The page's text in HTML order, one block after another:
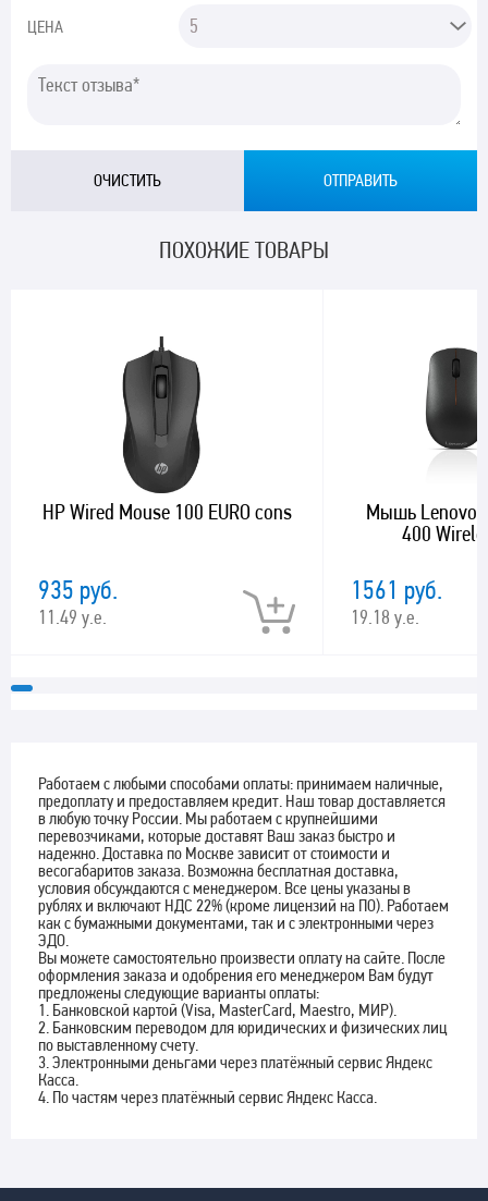
ЦЕНА
ПОХОЖИЕ ТОВАРЫ
HP Wired Mouse 100 EURO cons
935 руб.
11.49 у.е.
Мышь Lenovo
400
1561 руб.
19.18 у.е.
Работаем с любыми способами оплаты: принимаем наличные,
предоплату и предоставляем кредит. Наш товар доставляется
в любую точку России. Мы работаем с крупнейшими
перевозчиками, которые доставят Ваш заказ быстро и
надежно. Доставка по Москве зависит от стоимости и
весогабаритов заказа. Возможна бесплатная доставка,
условия обсуждаются с менеджером. Все цены указаны в
рублях и включают НДС 22% (кроме лицензий на ПО). Работаем
как с бумажными документами, так и с электронными через
ЭДО.
Вы можете самостоятельно произвести оплату на сайте. После
оформления заказа и одобрения его менеджером Вам будут
предложены следующие варианты оплаты:
1. Банковской картой (Visa, MasterCard, Maestro, МИР).
2. Банковским переводом для юридических и физических лиц
по выставленному счету.
3. Электронными деньгами через платёжный сервис Яндекс
Касса.
4. По частям через платёжный сервис Яндекс Касса.